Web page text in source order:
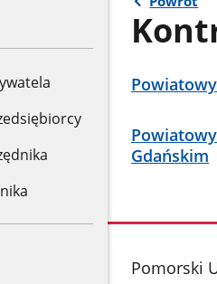
Gdańskim
stopka
Pomorski